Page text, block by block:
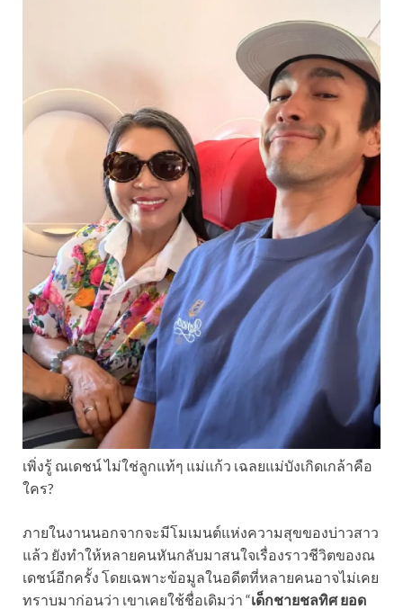
เพิ่งรู้ ณเดชน์ ไม่ใช่ลูกแท้ๆ แม่แก้ว เฉลยแม่บังเกิดเกล้าคือ
ใคร?
ภายในงานนอกจากจะมีโมเมนต์แห่งความสุขของบ่าวสาว
แล้ว ยังทำให้หลายคนหันกลับมาสนใจเรื่องราวชีวิตของณ
เดชน์อีกครั้ง โดยเฉพาะข้อมูลในอดีตที่หลายคนอาจไม่เคย
ทราบมาก่อนว่า เขาเคยใช้ชื่อเดิมว่า “เด็กชายชลทิศ ยอด